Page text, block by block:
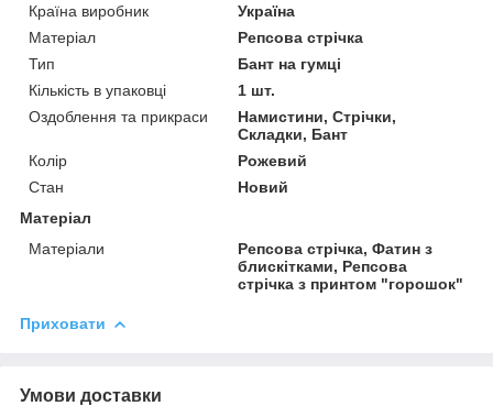
Країна виробник
Україна
Матеріал
Репсова стрічка
Тип
Бант на гумці
Кількість в упаковці
1 шт.
Оздоблення та прикраси
Намистини, Стрічки,
Складки, Бант
Колір
Рожевий
Стан
Новий
Матеріал
Матеріали
Репсова стрічка, Фатин з
блискітками, Репсова
стрічка з принтом "горошок"
Приховати
Умови доставки